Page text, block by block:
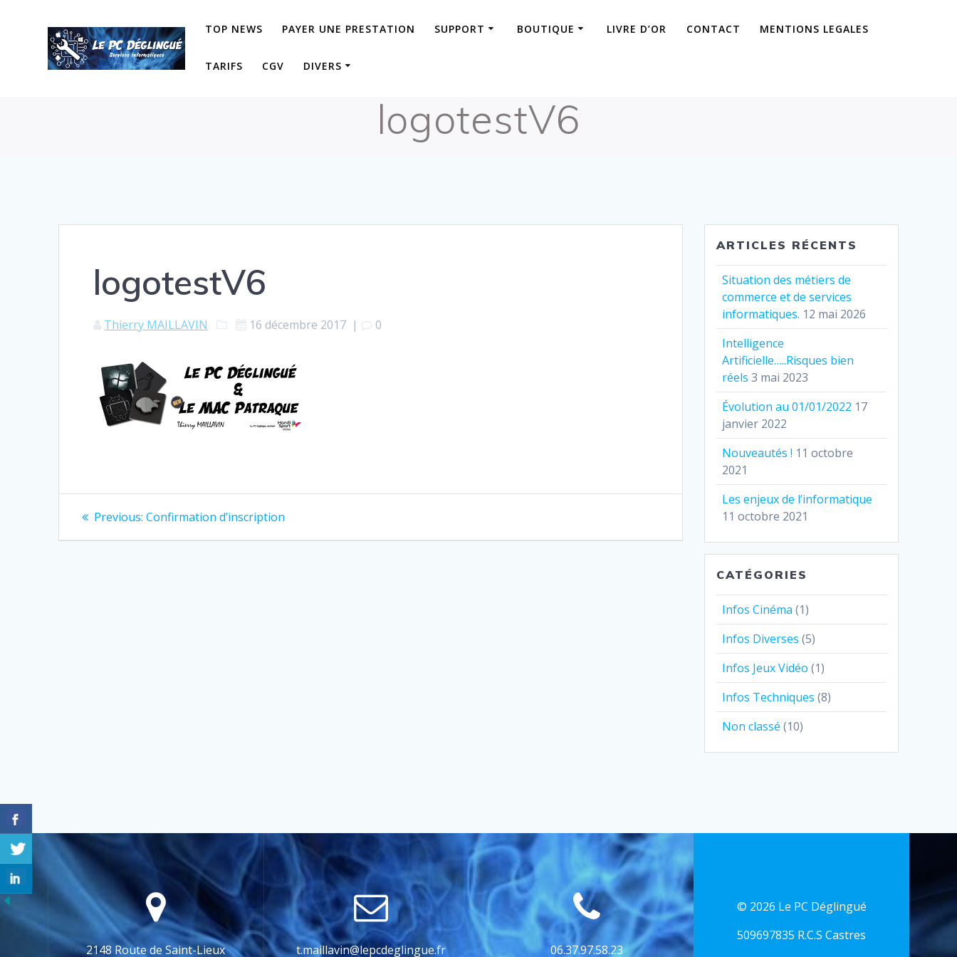
TOP NEWS PAYER UNE PRESTATION SUPPORT BOUTIQUE LIVRE D’OR CONTACT MENTIONS LEGALES
TARIFS CGV DIVERS
logotestV6
logotestV6
Thierry MAILLAVIN 16 décembre 2017 | 0
Navigation
de
Previous: Previous
Confirmation d’inscription
ARTICLES RÉCENTS
Situation des métiers de
commerce et de services
informatiques. 12 mai 2026
Intelligence
Artificielle…..Risques bien
réels 3 mai 2023
Évolution au 01/01/2022 17
janvier 2022
Nouveautés ! 11 octobre
2021
Les enjeux de l’informatique
11 octobre 2021
CATÉGORIES
Infos Cinéma (1)
Infos Diverses (5)
Infos Jeux Vidéo (1)
Infos Techniques (8)
Non classé (10)
2148 Route de Saint-Lieux t.maillavin@lepcdeglingue.fr 06.37.97.58.23
© 2026 Le PC Déglingué
509697835 R.C.S Castres